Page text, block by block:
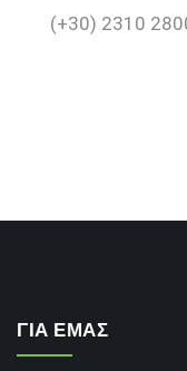
(+30) 2310
ΓΙΑ ΕΜΑΣ